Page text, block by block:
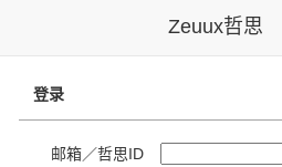
Zeuux哲思
登录
邮箱／哲思ID